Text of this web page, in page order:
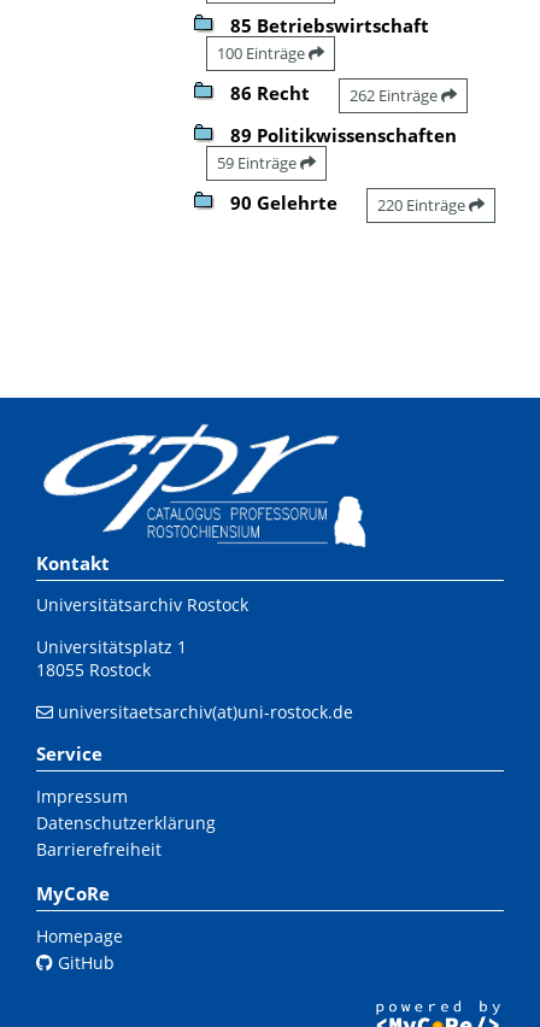
85 Betriebswirtschaft
100 Einträge
86 Recht 262 Einträge
89 Politikwissenschaften
59 Einträge
90 Gelehrte 220 Einträge
Kontakt
Universitätsarchiv Rostock
Universitätsplatz 1
18055 Rostock
universitaetsarchiv(at)uni-rostock.de
Service
Impressum
Datenschutzerklärung
Barrierefreiheit
MyCoRe
Homepage
GitHub